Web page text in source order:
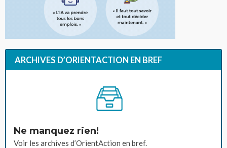
ARCHIVES D’ORIENTACTION EN BREF
Ne manquez rien!
Voir les archives d’OrientAction en bref.